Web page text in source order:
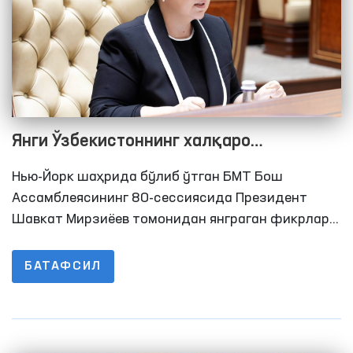
Янги Ўзбекистоннинг халқаро
минбардаги овози: тинчлик ва инсон
ҳуқуқлари йўлида
Нью-Йорк шаҳрида бўлиб ўтган БМТ Бош
Ассамблеясининг 80-сессиясида Президент
Шавкат Мирзиёев томонидан янграган фикрлар
Давлатимиз раҳбари, аввало, БМТ Хавфсизлик
Кенгашини трансформация қилиш ва унинг
БАТАФСИЛ